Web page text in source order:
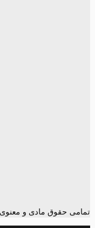
تمامی حقوق مادی و